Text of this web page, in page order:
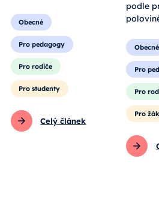
Obecné
Pro pedagogy
Pro rodiče
Pro studenty
Celý článek
podle
Obecné
Pro
Pro
Pro